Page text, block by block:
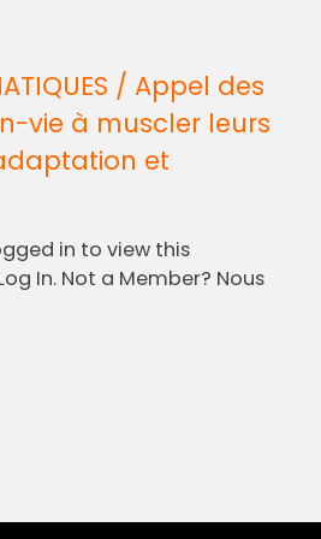
/ Appel des
vie à muscler leurs
et
in to view this
In. Not a Member? Nous